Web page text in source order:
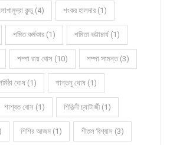
কুন্ডু (4) শংকর হালদার (1)
শমিত কর্মকার (1) শমিতা ভট্টাচার্য (1)
শম্পা রায় বোস (10) শম্পা সামন্ত (3)
ঘোষ (1) শান্তনু ঘোষ (1)
শাশ্বত বোস (1) শিঞ্জিনী চ্যাটার্জী (1)
শিশির আজম (1) শীতল বিশ্বাস (3)